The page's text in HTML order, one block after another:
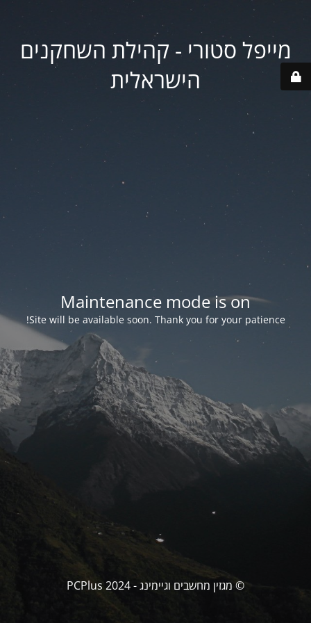
מייפל סטורי - קהילת השחקנים
הישראלית
Maintenance mode is on
Site will be available soon. Thank you for your patience!
© מגזין מחשבים וגיימינג - PCPlus 2024